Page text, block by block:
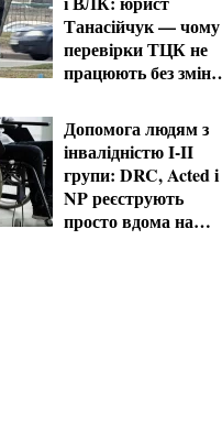
Танасійчук — чому
перевірки ТЦК не
працюють без зміни
Допомога людям з
інвалідністю I-II
групи: DRC, Acted і
NP реєструють
просто вдома на